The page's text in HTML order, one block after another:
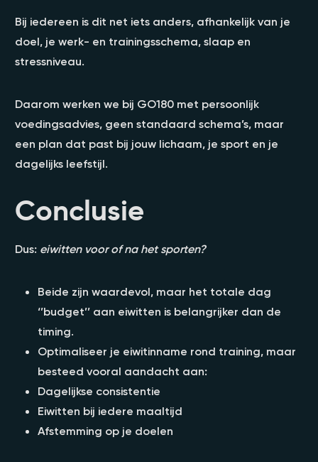
Bij iedereen is dit net iets anders, afhankelijk van je
doel, je werk- en trainingsschema, slaap en
stressniveau.
Daarom werken we bij GO180 met persoonlijk
voedingsadvies, geen standaard schema’s, maar
een plan dat past bij jouw lichaam, je sport en je
dagelijks leefstijl.
Conclusie
Dus: eiwitten voor of na het sporten?
Beide zijn waardevol, maar het totale dag
‘’budget’’ aan eiwitten is belangrijker dan de
timing.
Optimaliseer je eiwitinname rond training, maar
besteed vooral aandacht aan:
Dagelijkse consistentie
Eiwitten bij iedere maaltijd
Afstemming op je doelen